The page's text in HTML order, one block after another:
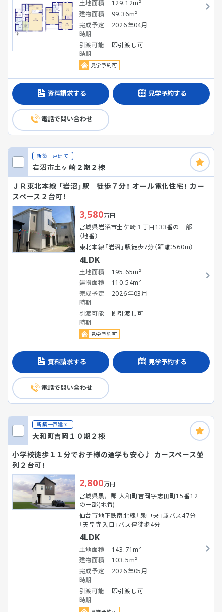
土地面積
129.12m²
建物面積
99.36m²
完成予定
時期
2026年04月
引渡可能
時期
即引渡し可
見学予約可
資料請求する 見学予約する
電話で問い合わせ
新築一戸建て
岩沼市土ヶ崎２期２棟
ＪＲ東北本線 「岩沼」駅 徒歩７分！ オール電化住宅！ カー
スペース２台可！
3,580万円
宮城県岩沼市土ケ崎１丁目133番の一部
（地番）
東北本線「岩沼」駅徒歩7分（距離：560m）
4LDK
土地面積
195.65m²
建物面積
110.54m²
完成予定
時期
2026年03月
引渡可能
時期
即引渡し可
見学予約可
資料請求する 見学予約する
電話で問い合わせ
新築一戸建て
大和町吉岡１０期２棟
小学校徒歩１１分でお子様の通学も安心♪ カースペース並
列２台可！
2,800万円
宮城県黒川郡 大和町吉岡字志田町15番12
の一部(地番)
仙台市地下鉄南北線「泉中央」駅バス47分
「天皇寺入口」バス停徒歩4分
4LDK
土地面積
143.71m²
建物面積
103.5m²
完成予定
時期
2026年05月
引渡可能
時期
即引渡し可